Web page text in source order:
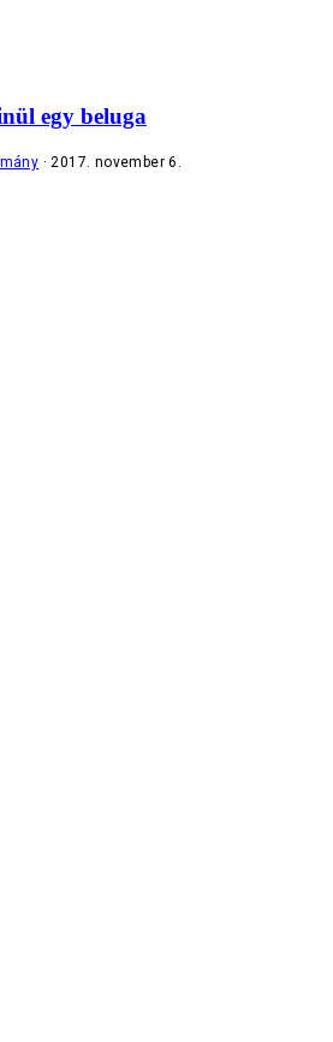
egy beluga
2017. november 6.